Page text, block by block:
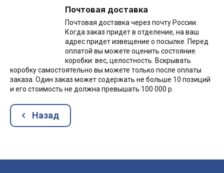
Почтовая доставка
Почтовая доставка через почту России.
Когда заказ придет в отделение, на ваш
адрес придет извещение о посылке. Перед
оплатой вы можете оценить состояние
коробки: вес, целостность. Вскрывать
коробку самостоятельно вы можете только после оплаты
заказа. Один заказ может содержать не больше 10 позиций
и его стоимость не должна превышать 100 000 р.
Назад